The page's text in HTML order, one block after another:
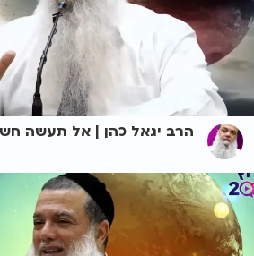
הרב יגאל כהן | אל תעשה